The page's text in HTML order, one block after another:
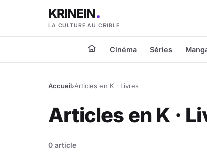
KRINEIN
LA CULTURE AU CRIBLE
Cinéma Séries
Accueil›Articles en K · Livres
Articles en K ·
0 article